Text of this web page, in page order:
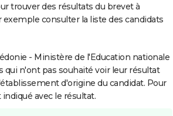
trouver des résultats du brevet à
exemple consulter la liste des candidats
- Ministère de l'Education nationale
qui n'ont pas souhaité voir leur résultat
d'origine du candidat. Pour
avec le résultat.